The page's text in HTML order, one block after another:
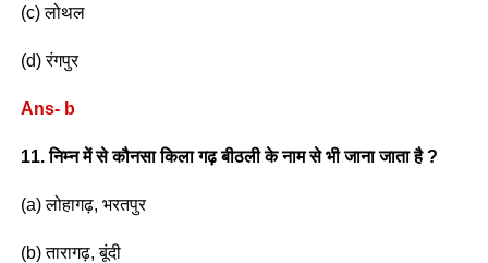
(c) लोथल
(d) रंगपुर
Ans- b
11. निम्न में से कौनसा किला गढ़ बीठली के नाम से भी जाना जाता है ?
(a) लोहागढ़, भरतपुर
(b) तारागढ़, बूंदी